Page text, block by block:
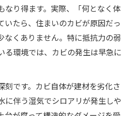
なり得ます。実際、「何となく体
いたら、住まいのカビが原因だっ
なくありません。特に抵抗力の弱
る環境では、カビの発生は早急に
刻です。カビ自体が建材を劣化さ
に伴う湿気でシロアリが発生しや